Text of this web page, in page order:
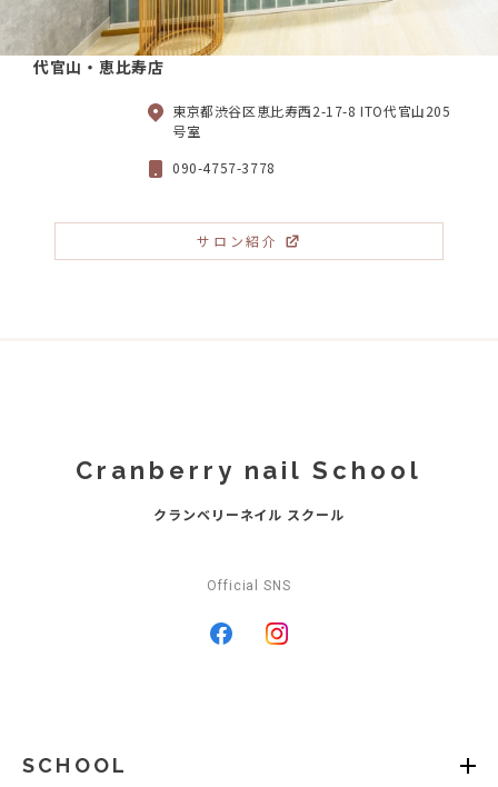
代官山・恵比寿店
東京都渋谷区恵比寿西2-17-8 ITO代官山205
号室
090-4757-3778
サロン紹介
Cranberry nail School
クランベリーネイル スクール
Official SNS
SCHOOL